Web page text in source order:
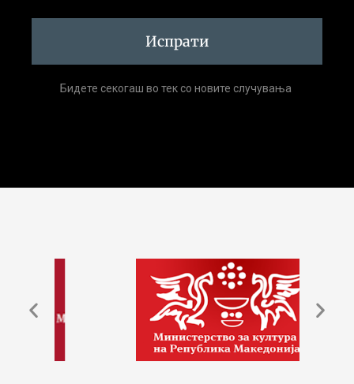
Испрати
Бидете секогаш во тек со новите случувања